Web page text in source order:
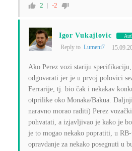
2 -2
Igor Vukajlovic
Reply to Lumeni7
Ako Perez vozi stariju
odgovarati jer je u prvoj polovici
Ferrarije, tj. bio čak i nekakav
otprilike oko Monaka/Bakua.
naravno morao raditi) Perez
pohvatati, a izjavljivao je kako je
je to mogao nekako popratiti, u
opravdanje za nekako posegnuti u